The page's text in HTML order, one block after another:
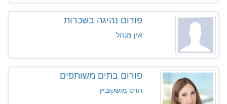
פורום נהיגה בשכרות
אין מנהל
פורום בתים משותפים
הדס מושקוביץ